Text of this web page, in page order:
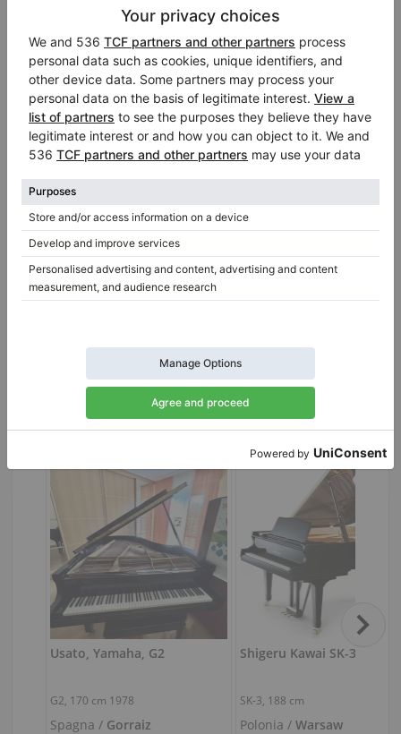
Lingua del telefono: Deutsch, English
Informazioni su venditore:
Azienda
Piano Palme Friedberg
Concessionario ufficiale di:Niendorf,Korg,Kawai,Hohner
Genio, Casio
Visita il salone virtuale del venditore
Usato, Yamaha, G2
G2, 170 cm 1978
Spagna / Gorraiz
SK-3, 188 cm
Polonia / Warsaw